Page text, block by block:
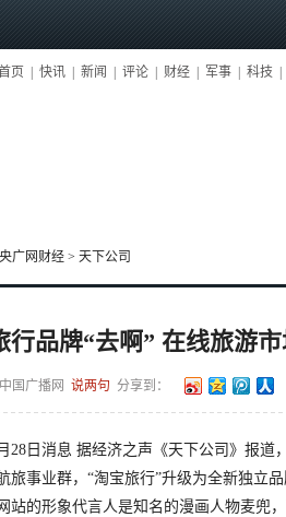
页 快讯 新闻 评论 财经 军事 科技
央广网财经 > 天下公司
行品牌“去啊” 在线旅游
中国广播网 说两句 分享到：
日消息 据经济之声《天下公司》报道
旅事业群，“淘宝旅行”升级为全新独立
站的形象代言人是知名的漫画人物麦兜